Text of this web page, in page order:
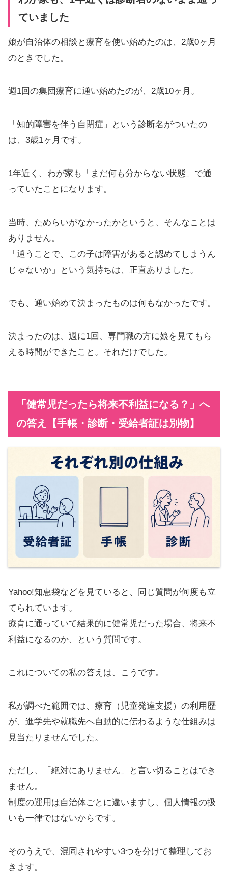
ていました
娘が自治体の相談と療育を使い始めたのは、2歳0ヶ月
のときでした。
週1回の集団療育に通い始めたのが、2歳10ヶ月。
「知的障害を伴う自閉症」という診断名がついたの
は、3歳1ヶ月です。
1年近く、わが家も「まだ何も分からない状態」で通
っていたことになります。
当時、ためらいがなかったかというと、そんなことは
ありません。
「通うことで、この子は障害があると認めてしまうん
じゃないか」という気持ちは、正直ありました。
でも、通い始めて決まったものは何もなかったです。
決まったのは、週に1回、専門職の方に娘を見てもら
える時間ができたこと。それだけでした。
「健常児だったら将来不利益になる？」へ
の答え【手帳・診断・受給者証は別物】
Yahoo!知恵袋などを見ていると、同じ質問が何度も立
てられています。
療育に通っていて結果的に健常児だった場合、将来不
利益になるのか、という質問です。
これについての私の答えは、こうです。
私が調べた範囲では、療育（児童発達支援）の利用歴
が、進学先や就職先へ自動的に伝わるような仕組みは
見当たりませんでした。
ただし、「絶対にありません」と言い切ることはでき
ません。
制度の運用は自治体ごとに違いますし、個人情報の扱
いも一律ではないからです。
そのうえで、混同されやすい3つを分けて整理してお
きます。